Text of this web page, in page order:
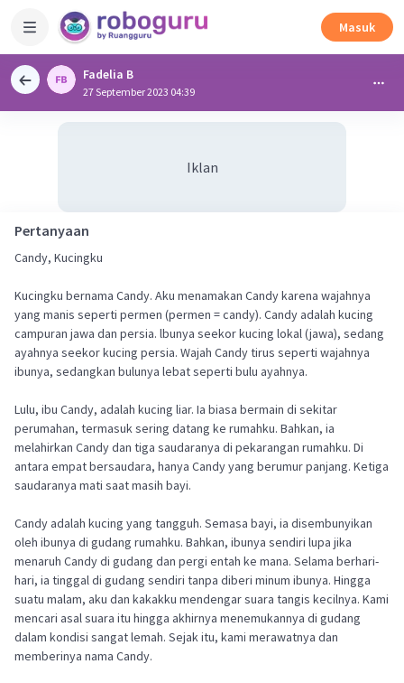
Masuk
Fadelia B
27 September 2023 04:39
Iklan
Pertanyaan
Candy, Kucingku
Kucingku bernama Candy. Aku menamakan Candy karena wajahnya
yang manis seperti permen (permen = candy). Candy adalah kucing
campuran jawa dan persia. lbunya seekor kucing lokal (jawa), sedang
ayahnya seekor kucing persia. Wajah Candy tirus seperti wajahnya
ibunya, sedangkan bulunya lebat seperti bulu ayahnya.
Lulu, ibu Candy, adalah kucing liar. Ia biasa bermain di sekitar
perumahan, termasuk sering datang ke rumahku. Bahkan, ia
melahirkan Candy dan tiga saudaranya di pekarangan rumahku. Di
antara empat bersaudara, hanya Candy yang berumur panjang. Ketiga
saudaranya mati saat masih bayi.
Candy adalah kucing yang tangguh. Semasa bayi, ia disembunyikan
oleh ibunya di gudang rumahku. Bahkan, ibunya sendiri lupa jika
menaruh Candy di gudang dan pergi entah ke mana. Selama berhari-
hari, ia tinggal di gudang sendiri tanpa diberi minum ibunya. Hingga
suatu malam, aku dan kakakku mendengar suara tangis kecilnya. Kami
mencari asal suara itu hingga akhirnya menemukannya di gudang
dalam kondisi sangat lemah. Sejak itu, kami merawatnya dan
memberinya nama Candy.